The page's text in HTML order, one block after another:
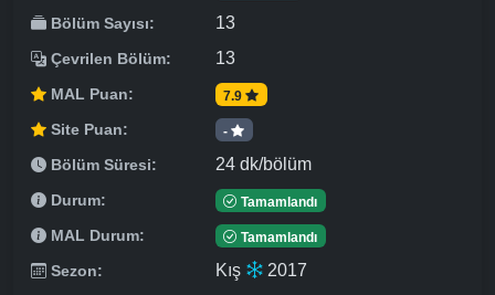
Bölüm Sayısı: 13
Çevrilen Bölüm: 13
MAL Puan: 7.9
Site Puan: -
Bölüm Süresi: 24 dk/bölüm
Durum: Tamamlandı
MAL Durum: Tamamlandı
Sezon: Kış 2017